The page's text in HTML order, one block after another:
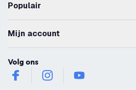
Populair
Mijn account
Volg ons
facebookinstagramyoutube